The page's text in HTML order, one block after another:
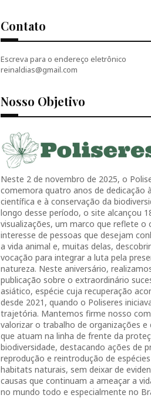
Contato
Escreva para o endereço eletrônico
reinaldias@gmail.com
Nosso Objetivo
Neste 2 de novembro de 2025, o
comemora quatro anos de dedicação
científica e à conservação da
longo desse período, o site alcançou
visualizações, um marco que reflete o
interesse de pessoas que desejam
a vida animal e, muitas delas,
vocação para integrar a luta pela
natureza. Neste aniversário,
publicação sobre o extraordinário
asiático, espécie cuja recuperação
desde 2021, quando o Poliseres
trajetória. Mantemos firme nosso
valorizar o trabalho de organizações e
que atuam na linha de frente da
biodiversidade, destacando ações de
reprodução e reintrodução de
habitats naturais, sem deixar de
causas que continuam a ameaçar a
no mundo todo e especialmente no